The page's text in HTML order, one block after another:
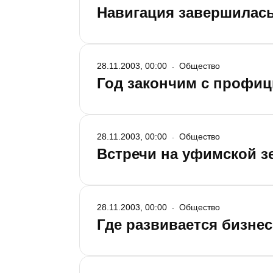
Навигация
Год закончим с
28.11.2003, 00:00 Общество
Встречи на уфимской
28.11.2003, 00:00 Общество
Где развивается бизнес
28.11.2003, 00:00 Общество